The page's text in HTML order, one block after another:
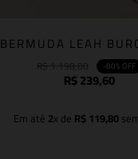
BERMUDA LEAH
-80% OFF
R$239,60
Em até 2x de R$119,80